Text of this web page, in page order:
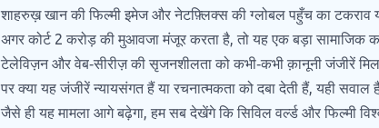
शाहरुख़ खान की फिल्मी इमेज और नेटफ़्लिक्स की ग्लोबल पहुँच का टकराव
अगर कोर्ट 2 करोड़ की मुआवजा मंजूर करता है, तो यह एक बड़ा सामाजिक
टेलेविज़न और वेब‑सीरीज़ की सृजनशीलता को कभी‑कभी क़ानूनी जंजीरें मिल
पर क्या यह जंजीरें न्यायसंगत हैं या रचनात्मकता को दबा देती हैं, यही सवाल
जैसे ही यह मामला आगे बढ़ेगा, हम सब देखेंगे कि सिविल वर्ल्ड और फिल्मी